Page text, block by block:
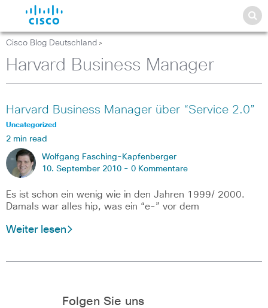
Cisco Blog Deutschland >
Harvard Business Manager
Harvard Business Manager über “Service 2.0”
Uncategorized
2 min read
Wolfgang Fasching-Kapfenberger
10. September 2010 - 0 Kommentare
Es ist schon ein wenig wie in den Jahren 1999/ 2000.
Damals war alles hip, was ein “e-” vor dem
Weiter lesen
Folgen Sie uns